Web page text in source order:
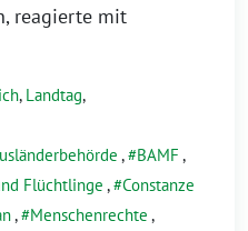
reagierte mit
, Landtag,
, BAMF ,
Flüchtlinge , Constanze
, Menschenrechte ,